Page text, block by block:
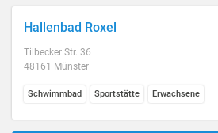
Hallenbad Roxel
Tilbecker Str. 36
48161 Münster
Schwimmbad Sportstätte Erwachsene